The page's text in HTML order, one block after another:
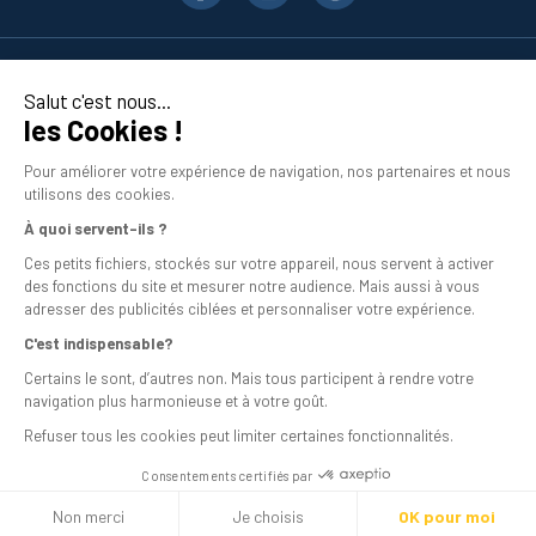
Salut c'est nous...
les Cookies !
Pour améliorer votre expérience de navigation, nos partenaires et nous
utilisons des cookies.
À quoi servent-ils ?
Ces petits fichiers, stockés sur votre appareil, nous servent à activer
des fonctions du site et mesurer notre audience. Mais aussi à vous
adresser des publicités ciblées et personnaliser votre expérience.
C'est indispensable?
Certains le sont, d’autres non. Mais tous participent à rendre votre
navigation plus harmonieuse et à votre goût.
Refuser tous les cookies peut limiter certaines fonctionnalités.
Consentements certifiés par
Non merci Je choisis OK pour moi
Le matériau de l’huisserie : selon qu’il s’agit de bois, de PVC ou
d’aluminium, il faut disposer d’une vis adaptée. L’avantage des
références Scell-it est qu’elles sont polyvalentes.
Le matériau de fabrication de la vis : préférez des vis en acier zingué,
voire en acier inoxydable, pour fixer vos huisseries. Elles disposent
d’une bonne résistance à la corrosion et d’une durabilité accrue.
Le type de tête de la vis : le choix de la tête de vis (plate, fraisée,
purement esthétique.
Le type d’huisserie à installer : certaines vis conviennent aussi bien
pour des cadres de fenêtres que de portes, et d’autres sont plus
spécifiques, comme les vis pour parecloses.
fonction de l’épaisseur de la pièce à fixer.
En tenant compte de ces critères, vous serez en mesure de
durable, tout en assurant une finition soignée grâce aux capuchons
En savoir plus
Mentions légales
Conditions générales de vente